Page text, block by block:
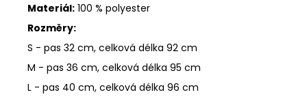
Materiál: 100 % polyester
Rozměry:
S - pas 32 cm, celková délka 92 cm
M - pas 36 cm, celková délka 95 cm
L - pas 40 cm, celková délka 96 cm
Kč